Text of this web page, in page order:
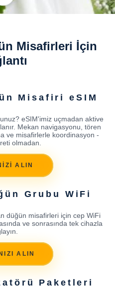
Misafirleri İçin
Misafiri eSIM
eSIM'imiz uçmadan aktive
Mekan navigasyonu, tören
ve misafirlerle koordinasyon -
olmadan.
ALIN
Grubu WiFi
düğün misafirleri için cep WiFi
ve sonrasında tek cihazla
ALIN
Paketleri